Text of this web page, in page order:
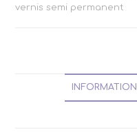
vernis semi permanent